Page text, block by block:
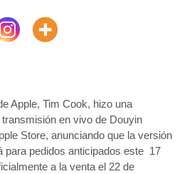
Apple, Tim Cook, hizo una
en vivo de Douyin
Store, anunciando que la versión
para pedidos anticipados este 17
a la venta el 22 de